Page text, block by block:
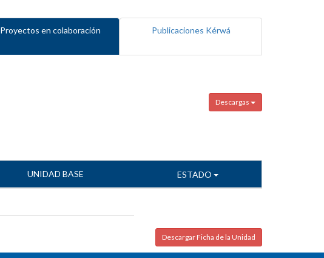
Proyectos en colaboración Publicaciones Kérwá
Descargas
UNIDAD BASE ESTADO
Descargar Ficha de la Unidad